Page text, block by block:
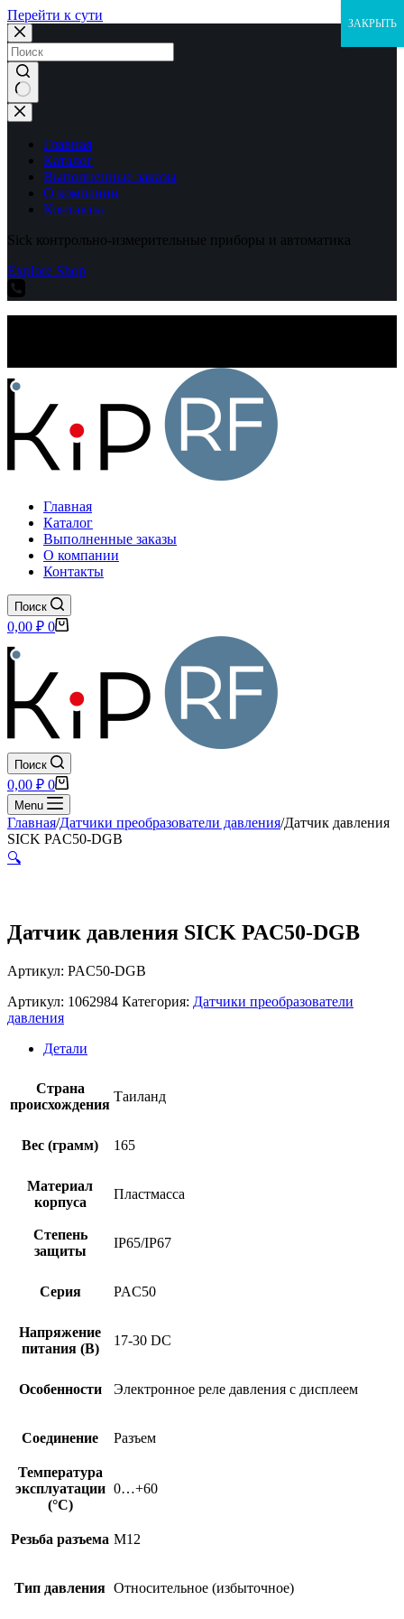
Перейти к сути
Ничего
не
найденоГлавная
Каталог
Выполненные заказы
О компании
Контакты
Sick контрольно-измерительные приборы и автоматика
Explore Shop
Главная
Каталог
Выполненные заказы
О компании
Контакты
Поиск
Корзина
0,00 ₽ 0
Поиск
Корзина
0,00 ₽ 0
Menu
Главная/Датчики преобразователи давления/Датчик давления
SICK PAC50-DGB
🔍
Датчик давления SICK PAC50-DGB
Артикул: PAC50-DGB
Артикул: 1062984 Категория: Датчики преобразователи
давления
Детали
Страна
происхождения
Таиланд
Вес (грамм) 165
Материал
корпуса
Пластмасса
Степень
защиты
IP65/IP67
Серия PAC50
Напряжение
питания (В)
17-30 DC
Особенности Электронное реле давления с дисплеем
Соединение Разъем
Температура
эксплуатации
(°C)
0…+60
Резьба разъема M12
Тип давления Относительное (избыточное)
ЗАКРЫТЬ